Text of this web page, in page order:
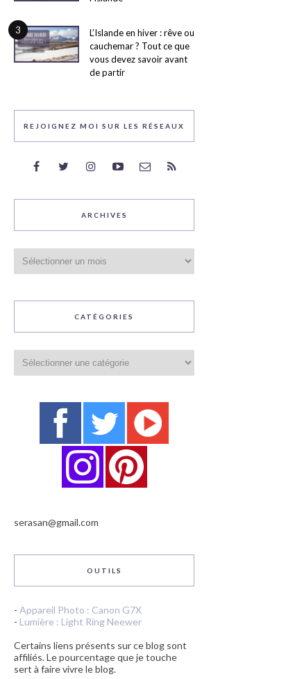
3
L’Islande en hiver : rêve ou
cauchemar ? Tout ce que
vous devez savoir avant
de partir
REJOIGNEZ MOI SUR LES RÉSEAUX
ARCHIVES
CATÉGORIES
serasan@gmail.com
OUTILS
- Appareil Photo : Canon G7X
- Lumière : Light Ring Neewer
Certains liens présents sur ce blog sont
affiliés. Le pourcentage que je touche
sert à faire vivre le blog.